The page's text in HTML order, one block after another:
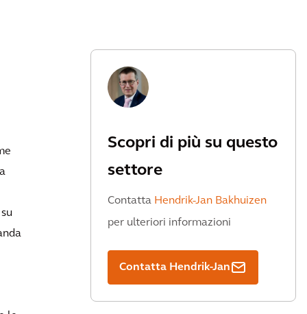
Scopri di più su questo
settore
Contatta Hendrik-Jan Bakhuizen
per ulteriori informazioni
Contatta Hendrik-Jan